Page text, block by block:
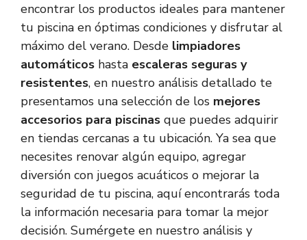
encontrar los productos ideales para mantener
tu piscina en óptimas condiciones y disfrutar al
máximo del verano. Desde limpiadores
automáticos hasta escaleras seguras y
resistentes, en nuestro análisis detallado te
presentamos una selección de los mejores
accesorios para piscinas que puedes adquirir
en tiendas cercanas a tu ubicación. Ya sea que
necesites renovar algún equipo, agregar
diversión con juegos acuáticos o mejorar la
seguridad de tu piscina, aquí encontrarás toda
la información necesaria para tomar la mejor
decisión. Sumérgete en nuestro análisis y